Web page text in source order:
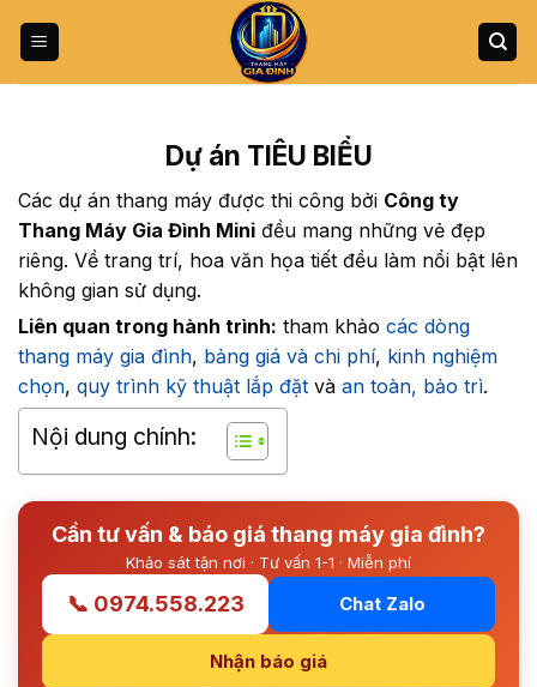
qua
Dự án TIÊU BIỂU
Các dự án thang máy được thi công bởi Công ty
Thang Máy Gia Đình Mini đều mang những vẻ đẹp
riêng. Về trang trí, hoa văn họa tiết đều làm nổi bật lên
không gian sử dụng.
Liên quan trong hành trình: tham khảo các dòng
thang máy gia đình, bảng giá và chi phí, kinh nghiệm
chọn, quy trình kỹ thuật lắp đặt và an toàn, bảo trì.
Nội dung chính:
Cần tư vấn & báo giá thang máy gia đình?
Khảo sát tận nơi · Tư vấn 1-1 · Miễn phí
📞 0974.558.223 Chat Zalo
Nhận báo giá